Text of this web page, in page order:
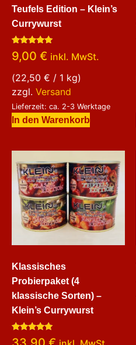
Teufels Edition – Klein’s
Currywurst
Bewertet
mit
von 5
9,00 € inkl. MwSt.
(22,50 € / 1 kg)
zzgl. Versand
Lieferzeit: ca. 2-3 Werktage
In den Warenkorb
Klassisches
Probierpaket (4
klassische Sorten) –
Klein’s Currywurst
Bewertet